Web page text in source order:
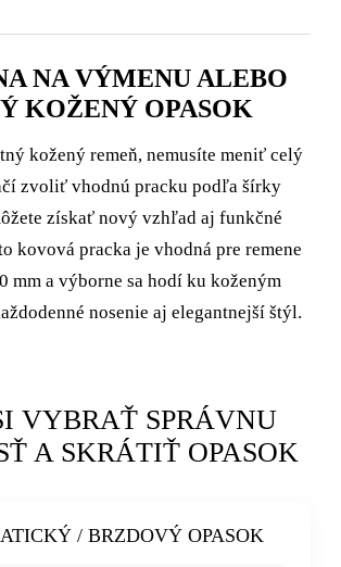
NA VÝMENU ALEBO
KOŽENÝ OPASOK
kožený remeň, nemusíte meniť celý
zvoliť vhodnú pracku podľa šírky
získať nový vzhľad aj funkčné
kovová pracka je vhodná pre remene
mm a výborne sa hodí ku koženým
nosenie aj elegantnejší štýl.
VYBRAŤ SPRÁVNU
A SKRÁTIŤ OPASOK
/ BRZDOVÝ OPASOK